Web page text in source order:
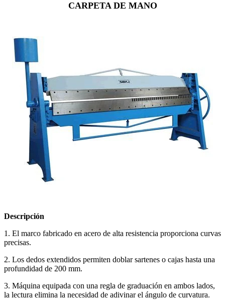
CARPETA DE MANO
Descripción
1. El marco fabricado en acero de alta resistencia proporciona curvas
precisas.
2. Los dedos extendidos permiten doblar sartenes o cajas hasta una
profundidad de 200 mm.
3. Máquina equipada con una regla de graduación en ambos lados,
la lectura elimina la necesidad de adivinar el ángulo de curvatura.